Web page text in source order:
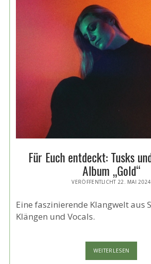
Für Euch entdeckt: Tusks
Album „Gold“
VERÖFFENTLICHT 22. MAI 2024
Eine faszinierende Klangwelt aus
Klängen und Vocals.
WEITERLESEN
EUCH